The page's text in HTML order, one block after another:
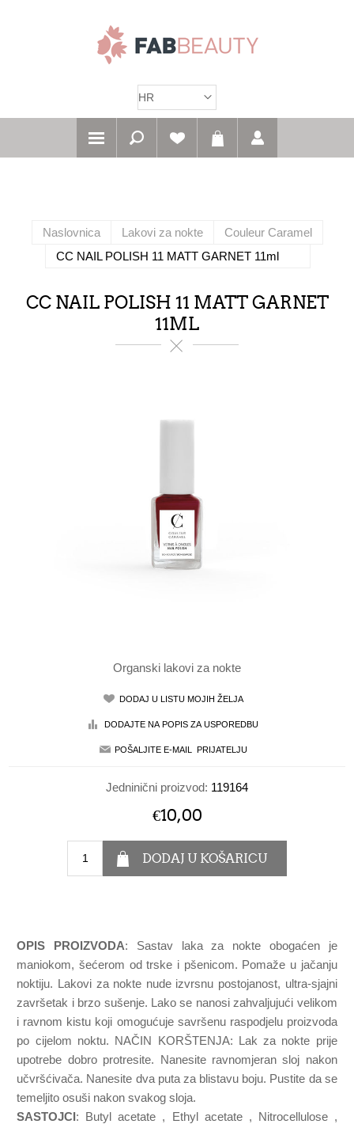
Naslovnica Lakovi za nokte
Couleur Caramel
CC NAIL POLISH 11 MATT GARNET 11ml
CC NAIL POLISH 11 MATT GARNET
11ML
Organski lakovi za nokte
Jedninični proizvod: 119164
€10,00
OPIS PROIZVODA: Sastav laka za nokte obogaćen je
maniokom, šećerom od trske i pšenicom. Pomaže u jačanju
noktiju. Lakovi za nokte nude izvrsnu postojanost, ultra-sjajni
završetak i brzo sušenje. Lako se nanosi zahvaljujući velikom
i ravnom kistu koji omogućuje savršenu raspodjelu proizvoda
po cijelom noktu. NAČIN KORŠTENJA: Lak za nokte prije
upotrebe dobro protresite. Nanesite ravnomjeran sloj nakon
učvršćivača. Nanesite dva puta za blistavu boju. Pustite da se
temeljito osuši nakon svakog sloja.
SASTOJCI: Butyl acetate , Ethyl acetate , Nitrocellulose ,